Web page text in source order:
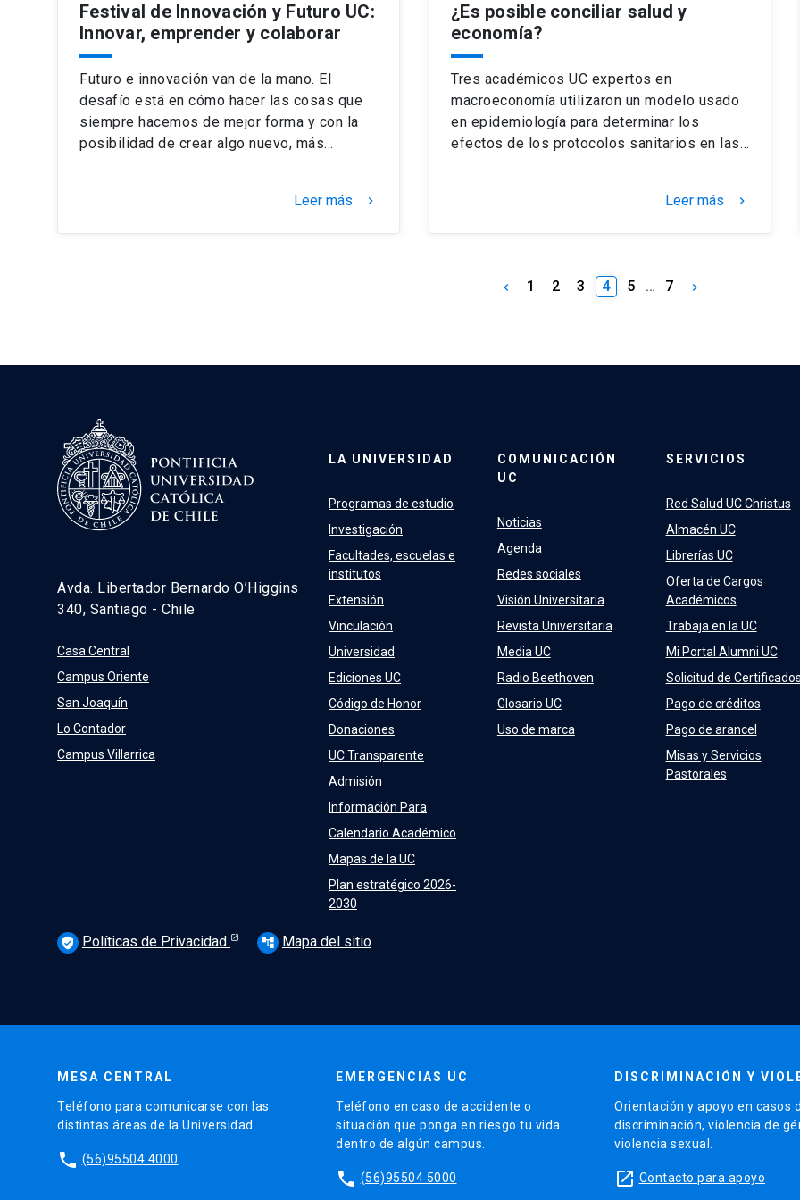
Festival de Innovación y Futuro UC:
Innovar, emprender y colaborar
Futuro e innovación van de la mano. El
desafío está en cómo hacer las cosas que
siempre hacemos de mejor forma y con la
posibilidad de crear algo nuevo, más…
Leer más keyboard_arrow_right
¿Es posible conciliar salud y
economía?
Tres académicos UC expertos en
macroeconomía utilizaron un modelo usado
en epidemiología para determinar los
efectos de los protocolos sanitarios en las…
Leer más keyboard_arrow_right
keyboard_arrow_left 1 2 3 4 5 … 7 keyboard_arrow_right
Avda. Libertador Bernardo O’Higgins
340, Santiago - Chile
Casa Central
Campus Oriente
San Joaquín
Lo Contador
Campus Villarrica
LA UNIVERSIDAD
Programas de estudio
Investigación
Facultades, escuelas e
institutos
Extensión
Vinculación
Universidad
Ediciones UC
Código de Honor
Donaciones
UC Transparente
Admisión
Información Para
Calendario Académico
Mapas de la UC
Plan estratégico 2026-
2030
COMUNICACIÓN
UC
Noticias
Agenda
Redes sociales
Visión Universitaria
Revista Universitaria
Media UC
Radio Beethoven
Glosario UC
Uso de marca
SERVICIOS
Red Salud UC Christus
Almacén UC
Librerías UC
Oferta de Cargos
Académicos
Trabaja en la UC
Mi Portal Alumni UC
Solicitud de
Pago de créditos
Pago de arancel
Misas y Servicios
Pastorales
verified_user Políticas de Privacidad account_tree Mapa del sitio
MESA CENTRAL
Teléfono para comunicarse con las
distintas áreas de la Universidad.
phone (56)95504 4000
EMERGENCIAS UC
Teléfono en caso de accidente o
situación que ponga en riesgo tu vida
dentro de algún campus.
phone (56)95504 5000
DISCRIMINACIÓN Y
Orientación y apoyo en casos
discriminación, violencia de
violencia sexual.
launch Contacto para apoyo